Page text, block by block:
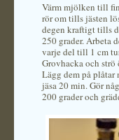
Värm mjölken till
rör om tills jästen
degen kraftigt tills
250 grader. Arbeta
varje del till 1 cm
Grovhacka och
Lägg dem på plåtar
jäsa 20 min. Gör
200 grader och